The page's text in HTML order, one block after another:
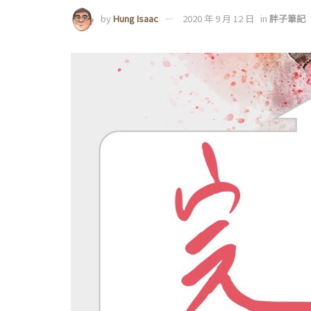
byHung Isaac 2020 年 9 月 12 日 in 胖子筆記